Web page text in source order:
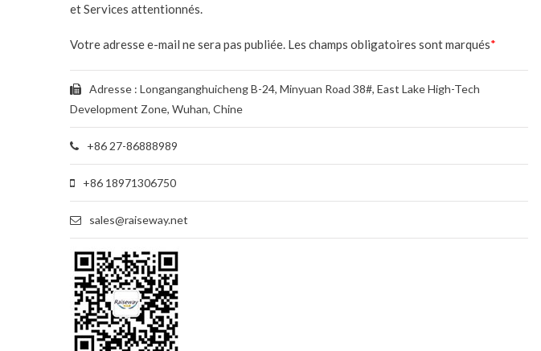
et Services attentionnés.
Votre adresse e-mail ne sera pas publiée. Les champs obligatoires sont marqués*
Adresse : Longanganghuicheng B-24, Minyuan Road 38#, East Lake High-Tech
Development Zone, Wuhan, Chine
+86 27-86888989
+86 18971306750
sales@raiseway.net